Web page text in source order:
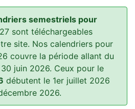
semestriels pour
sont téléchargeables
site. Nos calendriers pour
couvre la période allant du
juin 2026. Ceux pour le
débutent le 1er juillet 2026
2026.